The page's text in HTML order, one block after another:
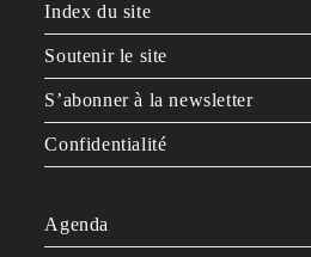
Index du site
Soutenir le site
S’abonner à la newsletter
Confidentialité
Agenda